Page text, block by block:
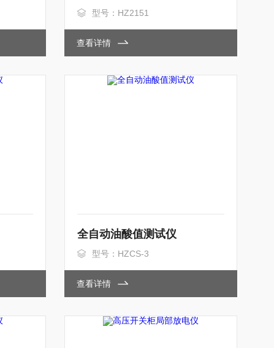
型号：HZ2151
查看详情
全自动油酸值测试仪
型号：HZCS-3
查看详情